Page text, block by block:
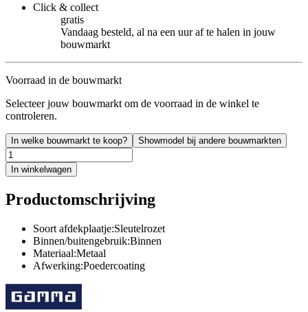
Click & collect
gratis
Vandaag besteld, al na een uur af te halen in jouw
bouwmarkt
Voorraad in de bouwmarkt
Selecteer jouw bouwmarkt om de voorraad in de winkel te
controleren.
In welke bouwmarkt te koop? Showmodel bij andere bouwmarkten
In winkelwagen
Productomschrijving
Soort afdekplaatje:Sleutelrozet
Binnen/buitengebruik:Binnen
Materiaal:Metaal
Afwerking:Poedercoating